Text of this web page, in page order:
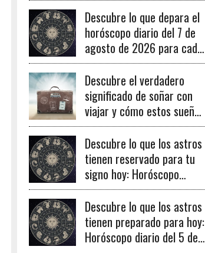
Descubre lo que depara el
horóscopo diario del 7 de
agosto de 2026 para cada
signo del zodiaco y sus
claves para el éxito.
Descubre el verdadero
significado de soñar con
viajar y cómo estos sueños
pueden señalar cambios
importantes en tu vida
personal y profesional.
Descubre lo que los astros
tienen reservado para tu
signo hoy: Horóscopo
diario del 6 de agosto de
2026
Descubre lo que los astros
tienen preparado para hoy:
Horóscopo diario del 5 de